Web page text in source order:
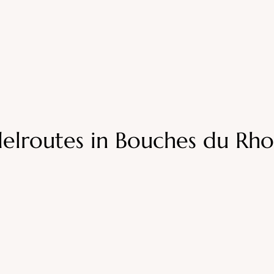
in Bouches du